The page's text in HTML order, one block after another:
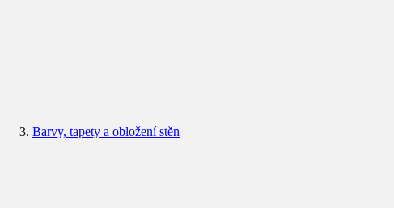
Barvy, tapety a obložení stěn